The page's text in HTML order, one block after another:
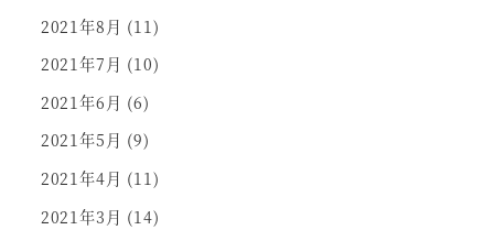
2021年8月 (11)
2021年7月 (10)
2021年6月 (6)
2021年5月 (9)
2021年4月 (11)
2021年3月 (14)